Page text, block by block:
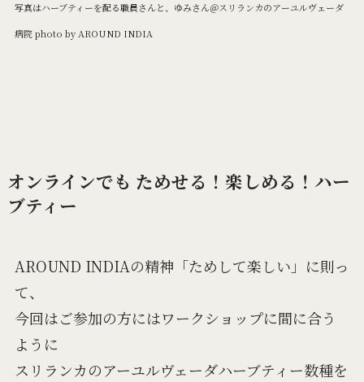
写真はハーブティーを配る職員さんと、ゆみさん＠スリランカのアーユルヴェーダ
病院 photo by AROUND INDIA
オンラインでも ためせる！楽しめる！ハー
ブティー
AROUND INDIAの精神「ためして楽しい」に則っ
て、
今回はご参加の方にはワークショップに間に合う
ように
スリランカのアーユルヴェーダハーブティー数種を